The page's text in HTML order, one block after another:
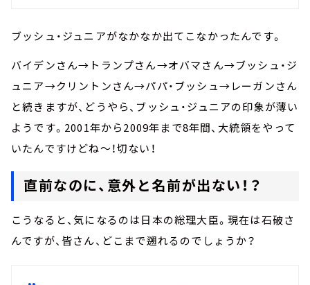
ブッシュ・ジュニアがなかなか出てこなかったんです。
バイデンさん→トランプさん→オバマさん→ブッシュ・ジ
ュニア→クリントンさん→パパ・ブッシュ→レーガンさん
と続きますが、どうやら、ブッシュ・ジュニアの印象が薄い
ようです。2001年から2009年まで8年間、大統領をやって
いたんですけどね～！切ない！
直前なのに、意外と名前が出ない！？
こうなると、気になるのは日本の総理大臣。現在は石破さ
んですが、皆さん、どこまで遡れるのでしょうか？